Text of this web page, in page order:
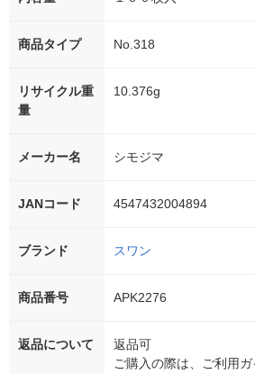
商品タイプ No.318
リサイクル重
量
10.376g
メーカー名 シモジマ
JANコード 4547432004894
ブランド スワン
商品番号 APK2276
返品について
返品可
ご購入の際は、ご利用